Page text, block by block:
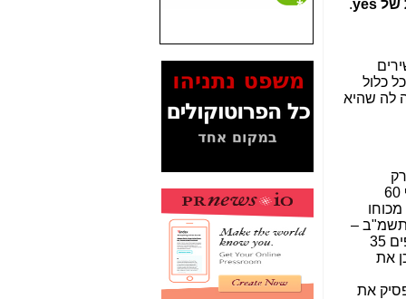
yes
.
כלול
לה שהיא
בעוולות נזיקיות כי אם גם בפעולות המהוות עבירות פליליות. כך, מפרה סלקום, בין היתר, את הוראות סעיף 60
לחוק התקשורת , התשמ"ב –
1982 (הפרות שדינן, בין היתר, הטלת קנסות כקבוע בחוק כמו גם עיצומים כספיים (בהתאם להוראות סעיפים 35
וכן את
את
ההטבות הרגולטוריות
המסמכים בנושא בזק-
Yes (תיק 4000)
מוכיחים "תפירת תיק"
לאיש הלא נכון! -כאן
עובדות ומסמכים
האם ביבי כשר
תקשורת עזר לקב'
בזק? -כאן
מה מקור ה-Fake
News שהביא לתפירת
תיק לביבי והעלמת
החשודים הנכונים -כאן